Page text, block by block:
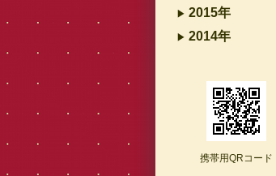
2015年
2014年
携帯用QRコード